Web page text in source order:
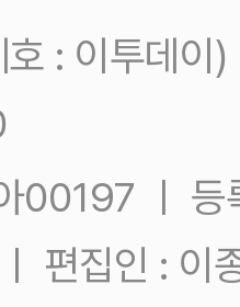
호 : 이투데
00197 ㅣ
편집인 : 이